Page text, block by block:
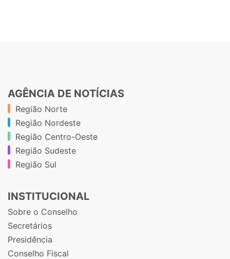
AGÊNCIA DE NOTÍCIAS
Região Norte
Região Nordeste
Região Centro-Oeste
Região Sudeste
Região Sul
INSTITUCIONAL
Sobre o Conselho
Secretários
Presidência
Conselho Fiscal